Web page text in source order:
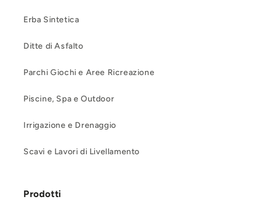
Erba Sintetica
Ditte di Asfalto
Parchi Giochi e Aree Ricreazione
Piscine, Spa e Outdoor
Irrigazione e Drenaggio
Scavi e Lavori di Livellamento
Prodotti